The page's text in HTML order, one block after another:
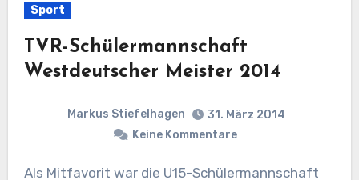
Sport
TVR-Schülermannschaft
Westdeutscher Meister 2014
Markus Stiefelhagen
31. März 2014
Keine Kommentare
Als Mitfavorit war die U15-Schülermannschaft